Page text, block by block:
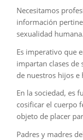
Necesitamos
información
sexualidad humana.
Es imperativo que
impartan clases de
de nuestros hijos e
En la sociedad, es
cosificar el cuerpo
objeto de placer
Padres y madres